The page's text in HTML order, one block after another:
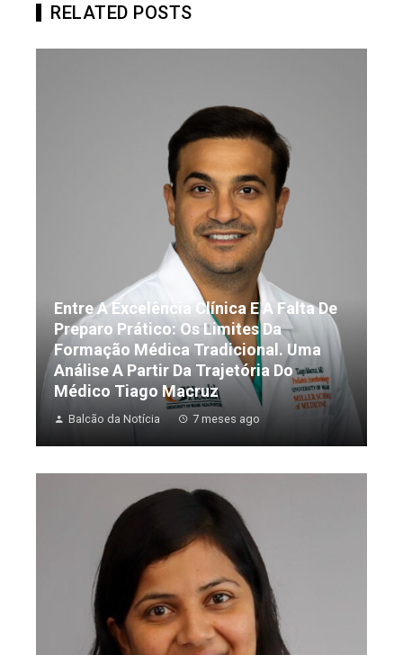
RELATED POSTS
Entre A Excelência Clínica E A Falta De
Preparo Prático: Os Limites Da
Formação Médica Tradicional. Uma
Análise A Partir Da Trajetória Do
Médico Tiago Macruz
Balcão da Notícia 7 meses ago